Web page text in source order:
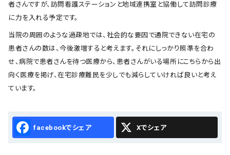
者さんですが、訪問看護ステーションと地域連携室と協働して訪問診療
に力を入れる予定です。
当院の周囲のような過疎地では、社会的な要因で通院できない在宅の
患者さんの数は、今後激増すると考えます。それにしっかり照準を合わ
せ、病院で患者さんを待つ医療から、患者さんがいる場所にこちらから出
向く医療を掲げ、在宅診療難民を少しでも減らしていければ良いと考え
ています。
Facebook X